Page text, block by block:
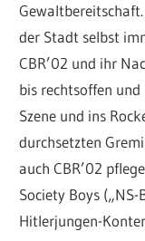
der Stadt selbst
CBR’02 und ihr
bis rechtsoffen
Szene und ins
durchsetzten
auch CBR’02
Society Boys
Hitlerjungen-